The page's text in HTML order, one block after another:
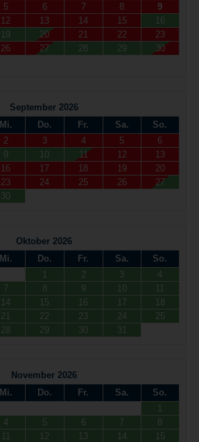
5 6 7 8
9
12 13 14 15
16
19 20 21 22
23
26 27 28 29
30
September 2026
Mi. Do. Fr. Sa.
So.
2 3 4 5
6
9 10 11 12
13
16 17 18 19
20
23 24 25 26
27
30
Oktober 2026
Mi. Do. Fr. Sa.
So.
1
2 3
4
7 8 9 10
11
14 15 16 17
18
21 22 23 24
25
28 29 30 31
November 2026
Mi. Do. Fr. Sa.
So.
1
4 5 6 7
8
11 12 13 14
15